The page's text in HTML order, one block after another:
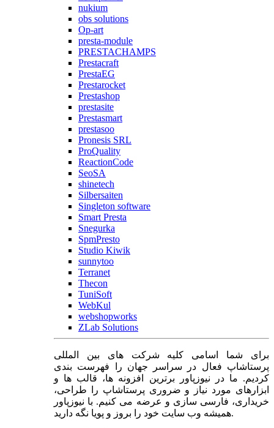
nukium
obs solutions
Op-art
presta-module
PRESTACHAMPS
Prestacraft
PrestaEG
Prestarocket
Prestashop
prestasite
Prestasmart
prestasoo
Pronesis SRL
ProQuality
ReactionCode
SeoSA
shinetech
Silbersaiten
Singleton software
Smart Presta
Snegurka
SpmPresto
Studio Kiwik
sunnytoo
Terranet
Thecon
TuniSoft
WebKul
webshopworks
ZLab Solutions
برای شما اسامی کلیه شرکت های بین المللی
پرستاشاپ فعال در سراسر جهان را فهرست بندی
کردیم. ما در نیوزپاور برترین افزونه ها، قالب ها و
ابزارهای مورد نیاز و ضروری پرستاشاپ را طراحی،
خریداری، فارسی سازی و عرضه می کنیم. با نیوزپاور
همیشه وب سایت خود را بروز و پویا نگه دارید.